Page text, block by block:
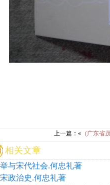
上一篇：« (广东省
相关文章
与宋代社会.何忠礼著
政治史.何忠礼著